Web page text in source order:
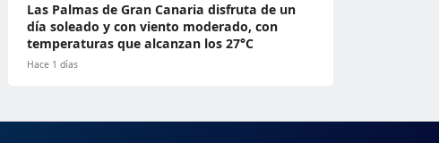
Las Palmas de Gran Canaria disfruta de un
día soleado y con viento moderado, con
temperaturas que alcanzan los 27°C
Hace 1 días